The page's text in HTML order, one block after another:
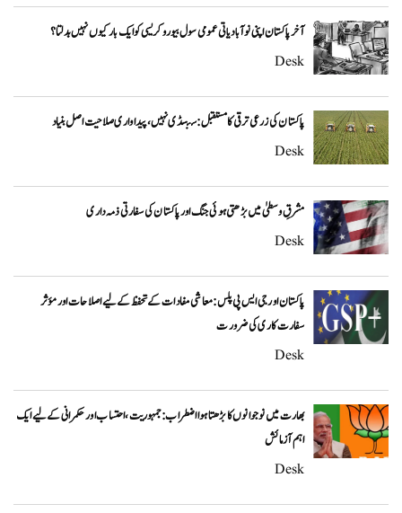
آخر پاکستان اپنی نوآبادیاتی عمومی سول بیوروکریسی کو ایک بار کیوں نہیں بدلتا؟
Desk
پاکستان کی زرعی ترقی کا مستقبل: سبسڈی نہیں، پیداواری صلاحیت اصل بنیاد
Desk
مشرقِ وسطیٰ میں بڑھتی ہوئی جنگ اور پاکستان کی سفارتی ذمہ داری
Desk
پاکستان اور جی ایس پی پلس: معاشی مفادات کے تحفظ کے لیے اصلاحات اور مؤثر
سفارت کاری کی ضرورت
Desk
بھارت میں نوجوانوں کا بڑھتا ہوا اضطراب: جمہوریت، احتساب اور حکمرانی کے لیے ایک
اہم آزمائش
Desk